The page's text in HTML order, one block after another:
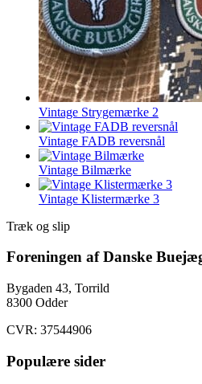
Vintage Strygemærke 2
Vintage FADB reversnål
Vintage Bilmærke
Vintage Klistermærke 3
Træk og slip
Foreningen af Danske
Bygaden 43, Torrild
8300 Odder
CVR: 37544906
Populære sider